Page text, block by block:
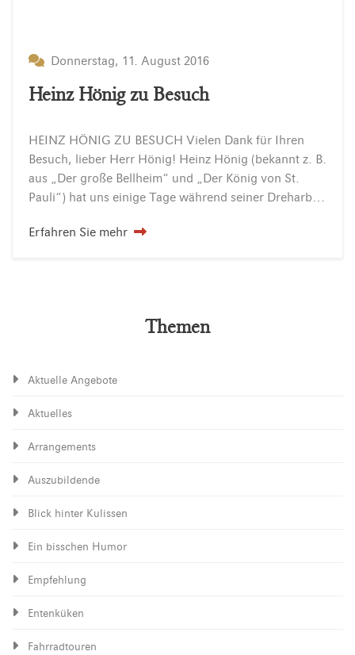
Donnerstag, 11. August 2016
Heinz Hönig zu Besuch
HEINZ HÖNIG ZU BESUCH Vielen Dank für Ihren
Besuch, lieber Herr Hönig! Heinz Hönig (bekannt z. B.
aus „Der große Bellheim“ und „Der König von St.
Pauli“) hat uns einige Tage während seiner Dreharbeiten beehrt. Haben Sie ihn über den Templiner…
Erfahren Sie mehr
Themen
Aktuelle Angebote
Aktuelles
Arrangements
Auszubildende
Blick hinter Kulissen
Ein bisschen Humor
Empfehlung
Entenküken
Fahrradtouren